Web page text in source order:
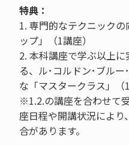
特典：
1. 専門的なテクニック
ップ」（1講座）
2. 本科講座で学ぶ以上
る、ル･コルドン･ブル
な「マスタークラス」（1
※1.2.の講座を合わせて
座日程や開講状況によ
合があります。